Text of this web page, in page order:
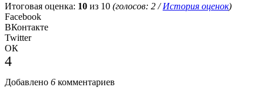
Итоговая оценка: 10 из 10 (голосов: 2 /История оценок)
Facebook
ВКонтакте
Twitter
ОК
4
Добавлено 6 комментариев